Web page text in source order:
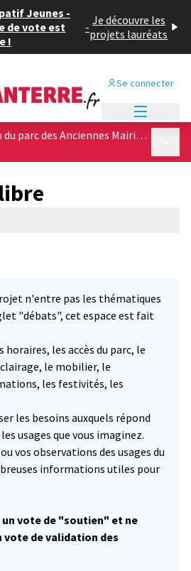
Jeunes -
de vote est
!
- Je découvre les
projets lauréats
Se connecter
Extension et rénovation du parc des Anciennes Mairies, &quot;poumon vert&quot; du centre ville
n'entre pas les thématiques
"débats", cet espace est fait
horaires, les accès du parc, le
le mobilier, le
les festivités, les
les besoins auxquels répond
usages que vous imaginez.
vos observations des usages du
informations utiles pour
vote de "soutien" et ne
vote de validation des